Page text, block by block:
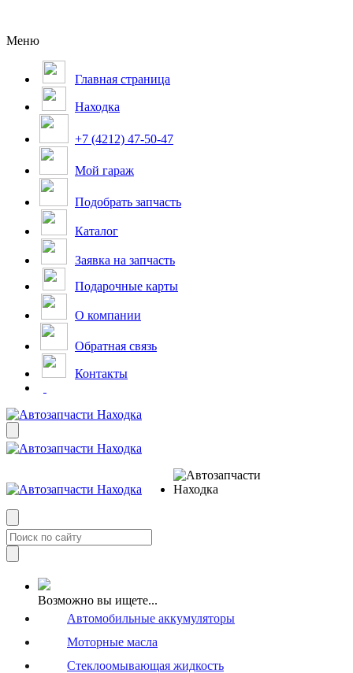
Меню
Главная страница
Находка
+7 (4212) 47-50-47
Мой гараж
Подобрать запчасть
Каталог
Заявка на запчасть
Подарочные карты
О компании
Обратная связь
Контакты
Возможно вы ищете...
Автомобильные аккумуляторы
Моторные масла
Стеклоомывающая жидкость